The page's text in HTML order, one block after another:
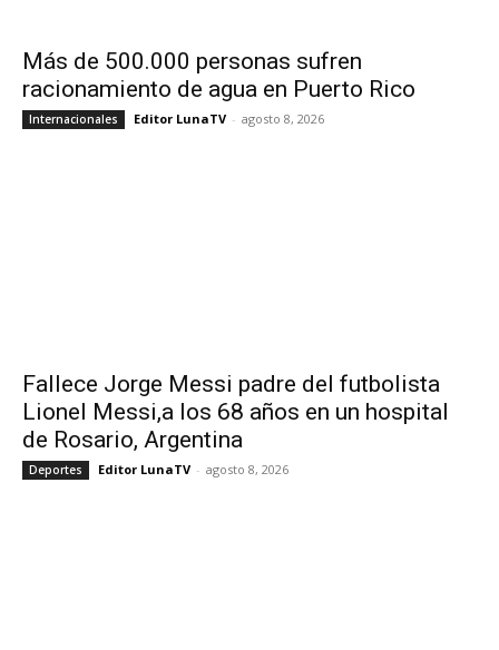
Más de 500.000 personas sufren
racionamiento de agua en Puerto Rico
Internacionales Editor LunaTV - agosto 8, 2026
Fallece Jorge Messi padre del futbolista
Lionel Messi,a los 68 años en un hospital
de Rosario, Argentina
Deportes Editor LunaTV - agosto 8, 2026